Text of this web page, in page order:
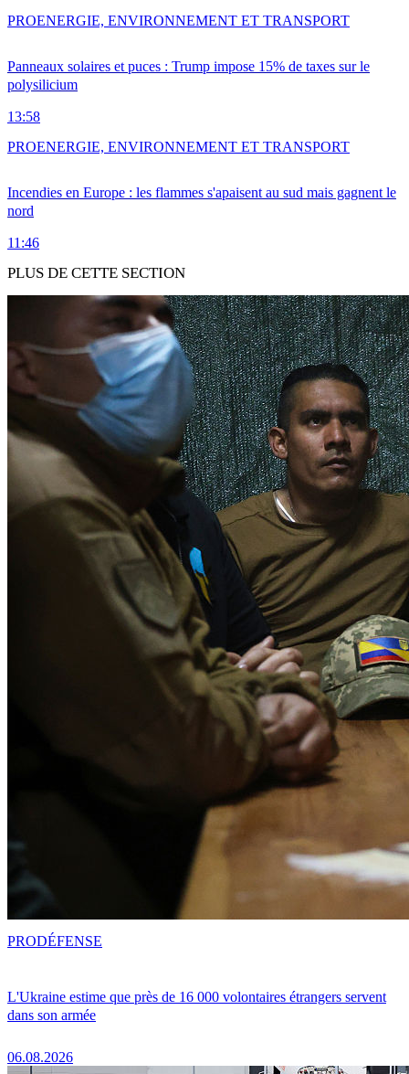
Panneaux solaires et puces : Trump impose 15% de taxes sur le
polysilicium
13:58
PROENERGIE, ENVIRONNEMENT ET TRANSPORT
Incendies en Europe : les flammes s'apaisent au sud mais gagnent le
nord
11:46
PROENERGIE, ENVIRONNEMENT ET TRANSPORT
PLUS DE CETTE SECTION
L'Ukraine estime que près de 16 000 volontaires étrangers servent
dans son armée
06.08.2026
PRODÉFENSE